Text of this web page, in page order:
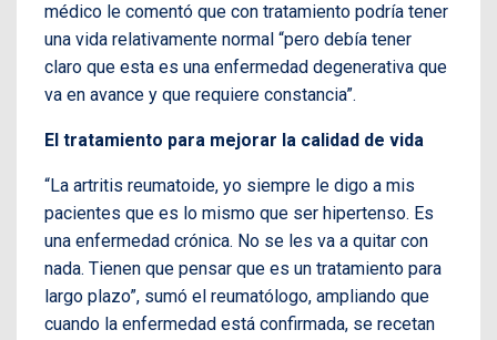
médico le comentó que con tratamiento podría tener
una vida relativamente normal “pero debía tener
claro que esta es una enfermedad degenerativa que
va en avance y que requiere constancia”.
El tratamiento para mejorar la calidad de vida
“La artritis reumatoide, yo siempre le digo a mis
pacientes que es lo mismo que ser hipertenso. Es
una enfermedad crónica. No se les va a quitar con
nada. Tienen que pensar que es un tratamiento para
largo plazo”, sumó el reumatólogo, ampliando que
cuando la enfermedad está confirmada, se recetan